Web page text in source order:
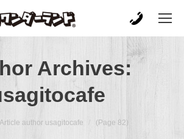
Archives:
Article author usagitocafe (Page 82)